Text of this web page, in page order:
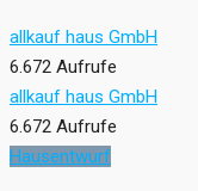
allkauf haus GmbH
6.672 Aufrufe
allkauf haus GmbH
6.672 Aufrufe
Hausentwurf